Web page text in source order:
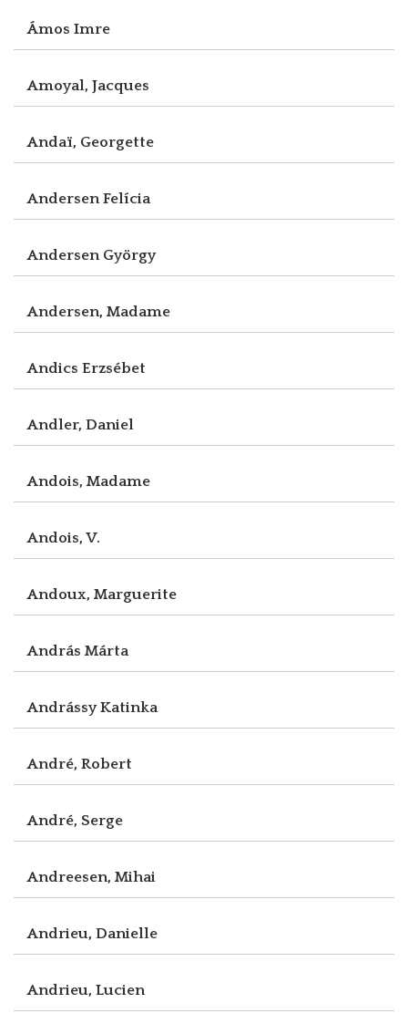
Ámos Imre
Amoyal, Jacques
Andaï, Georgette
Andersen Felícia
Andersen György
Andersen, Madame
Andics Erzsébet
Andler, Daniel
Andois, Madame
Andois, V.
Andoux, Marguerite
András Márta
Andrássy Katinka
André, Robert
André, Serge
Andreesen, Mihai
Andrieu, Danielle
Andrieu, Lucien